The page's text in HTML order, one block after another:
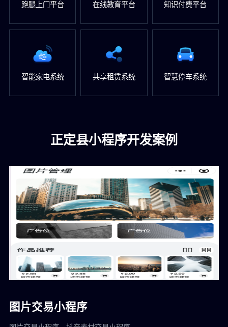
跑腿上门平台 在线教育平台 知识付费平台
智能家电系统 共享租赁系统 智慧停车系统
正定县小程序开发案例
图片交易小程序